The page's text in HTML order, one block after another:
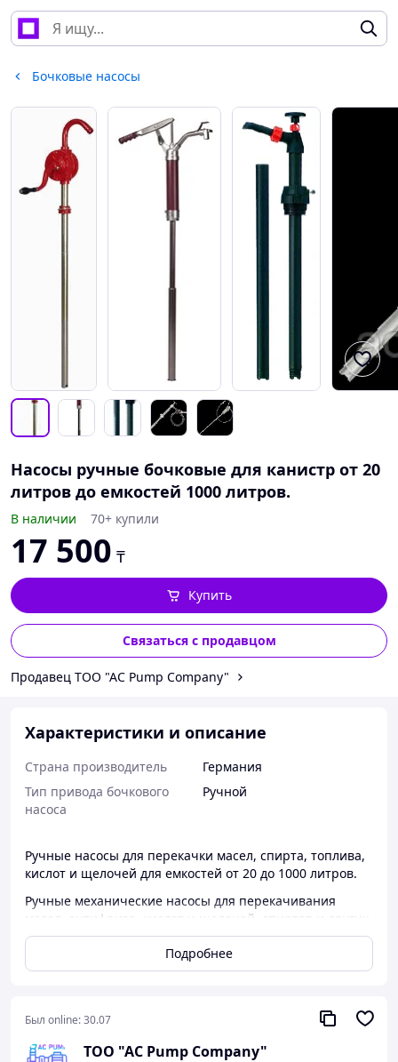
Бочковые насосы
Насосы ручные бочковые для канистр от 20
литров до емкостей 1000 литров.
В наличии 70+ купили
17 500 ₸
Купить
Связаться с продавцом
Продавец ТОО "AC Pump Company"
Характеристики и описание
Страна производитель
Германия
Тип привода бочкового
насоса
Ручной
Ручные насосы для перекачки масел, спирта, топлива,
кислот и щелочей для емкостей от 20 до 1000 литров.
Ручные механические насосы для перекачивания
масел, антифриза, кислот и щелочей, спиртов и других
жидкостей с всевозможной агрессивностью для бочек,
канистр, контейнеров. Производство Германия.
Имеется предложение для пищевой промышленности.
Подробнее
Был online:30.07
ТОО "AC Pump Company"